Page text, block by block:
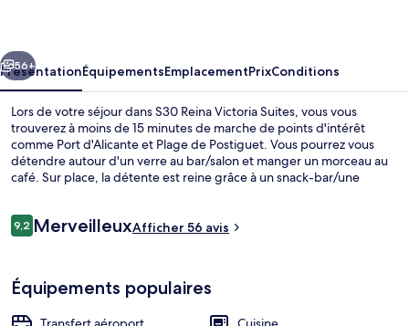
Suivant
56+
PrésentationÉquipementsEmplacementPrixConditions
Lors de votre séjour dans S30 Reina Victoria Suites, vous vous
trouverez à moins de 15 minutes de marche de points d'intérêt
comme Port d'Alicante et Plage de Postiguet. Vous pourrez vous
détendre autour d'un verre au bar/salon et manger un morceau au
café. Sur place, la détente est reine grâce à un snack-bar/une
non ?
Avis
voyageurs
9,29,2 sur 10
MerveilleuxAfficher 56 avis
Équipements populaires